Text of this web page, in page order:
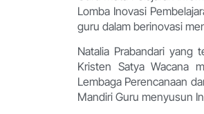
Lomba Inovasi
guru dalam berinovasi
Natalia Prabandari yang
Kristen Satya Wacana
Lembaga Perencanaan
Mandiri Guru menyusun